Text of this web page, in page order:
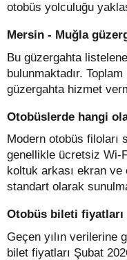
otobüs yolculuğu
Mersin - Muğla
Bu güzergahta
bulunmaktadır.
güzergahta hizmet
Otobüslerde hangi
Modern otobüs filoları
genellikle ücretsiz Wi-
koltuk arkası ekran ve
standart olarak
Otobüs bileti fiyatları
Geçen yılın verilerine
bilet fiyatları Şubat